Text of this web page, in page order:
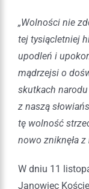
„Wolności nie
tej tysiącletniej
upodleń i
mądrzejsi o
skutkach
z naszą
tę wolność
nowo zniknęła z
W dniu 11
Janowiec